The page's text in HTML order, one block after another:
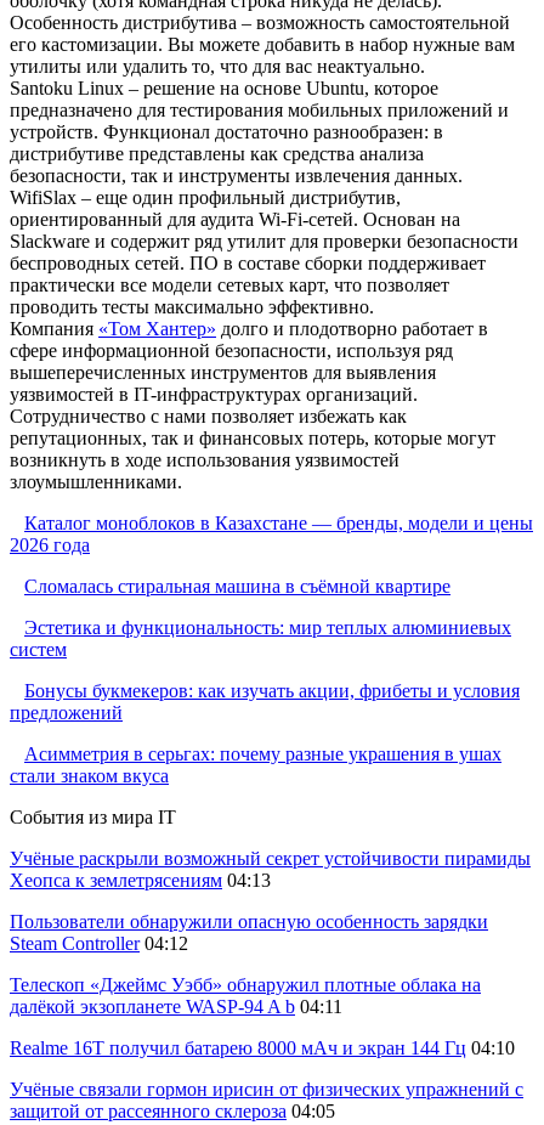
Особенность дистрибутива – возможность самостоятельной
его кастомизации. Вы можете добавить в набор нужные вам
утилиты или удалить то, что для вас неактуально.
Santoku Linux – решение на основе Ubuntu, которое
предназначено для тестирования мобильных приложений и
устройств. Функционал достаточно разнообразен: в
дистрибутиве представлены как средства анализа
безопасности, так и инструменты извлечения данных.
WifiSlax – еще один профильный дистрибутив,
ориентированный для аудита Wi-Fi-сетей. Основан на
Slackware и содержит ряд утилит для проверки безопасности
беспроводных сетей. ПО в составе сборки поддерживает
практически все модели сетевых карт, что позволяет
проводить тесты максимально эффективно.
Компания «Том Хантер» долго и плодотворно работает в
сфере информационной безопасности, используя ряд
вышеперечисленных инструментов для выявления
уязвимостей в IT-инфраструктурах организаций.
Сотрудничество с нами позволяет избежать как
репутационных, так и финансовых потерь, которые могут
возникнуть в ходе использования уязвимостей
злоумышленниками.
Каталог моноблоков в Казахстане — бренды, модели и цены
2026 года
Сломалась стиральная машина в съёмной квартире
Эстетика и функциональность: мир теплых алюминиевых
систем
Бонусы букмекеров: как изучать акции, фрибеты и условия
предложений
Асимметрия в серьгах: почему разные украшения в ушах
стали знаком вкуса
События из мира IT
Учёные раскрыли возможный секрет устойчивости пирамиды
Хеопса к землетрясениям 04:13
Пользователи обнаружили опасную особенность зарядки
Steam Controller 04:12
Телескоп «Джеймс Уэбб» обнаружил плотные облака на
далёкой экзопланете WASP-94 A b 04:11
Realme 16T получил батарею 8000 мАч и экран 144 Гц 04:10
Учёные связали гормон ирисин от физических упражнений с
защитой от рассеянного склероза 04:05